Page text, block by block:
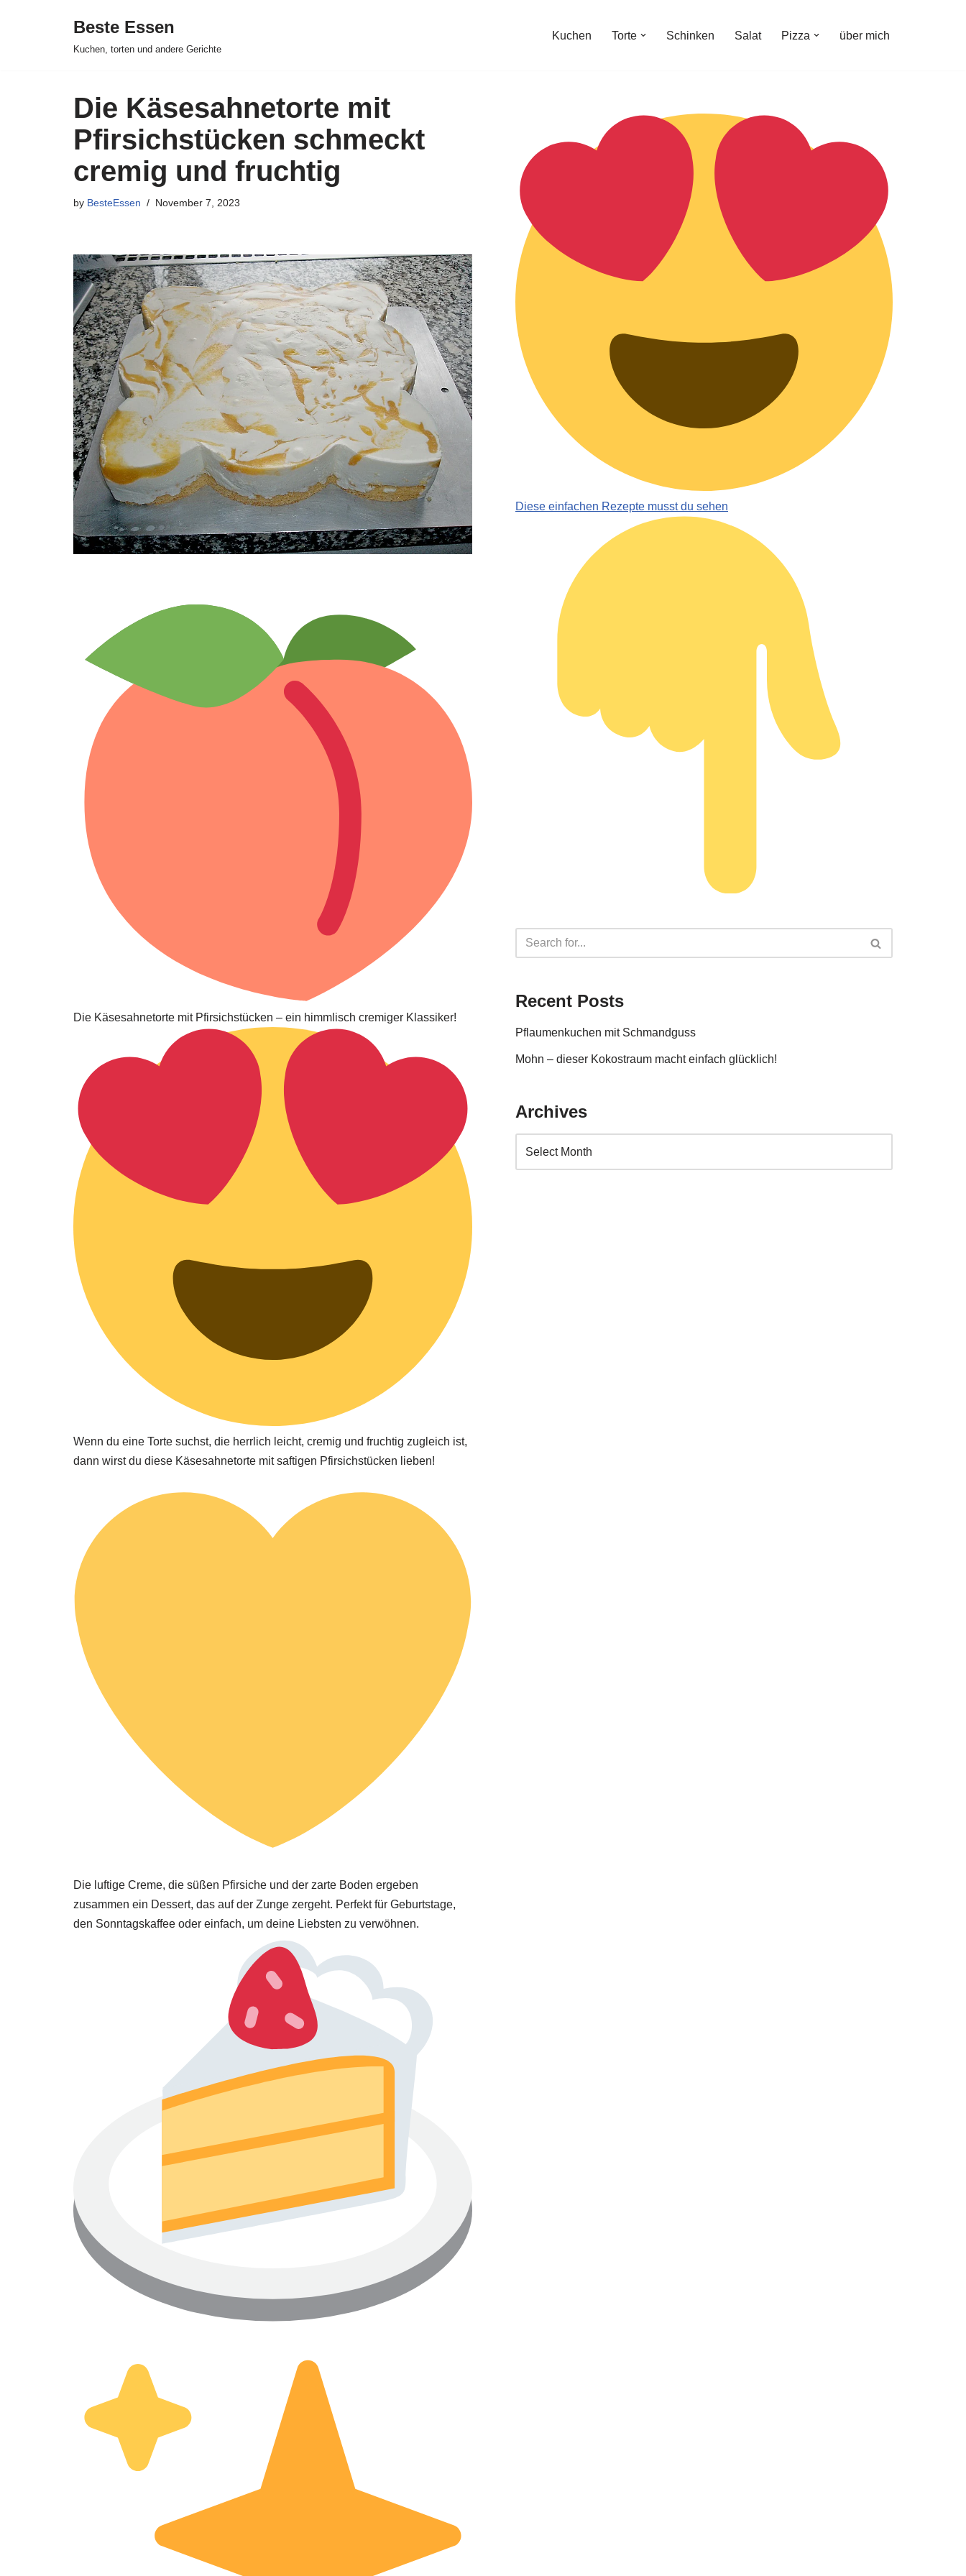
Beste Essen
Kuchen, torten und andere Gerichte
Kuchen Torte Schinken Salat Pizza über mich
Die Käsesahnetorte mit
Pfirsichstücken schmeckt
cremig und fruchtig
by BesteEssen November 7, 2023
Die Käsesahnetorte mit Pfirsichstücken – ein himmlisch cremiger Klassiker!
Wenn du eine Torte suchst, die herrlich leicht, cremig und fruchtig zugleich ist,
dann wirst du diese Käsesahnetorte mit saftigen Pfirsichstücken lieben!
Die luftige Creme, die süßen Pfirsiche und der zarte Boden ergeben
zusammen ein Dessert, das auf der Zunge zergeht. Perfekt für Geburtstage,
den Sonntagskaffee oder einfach, um deine Liebsten zu verwöhnen.
Diese einfachen Rezepte musst du sehen
Recent Posts
Pflaumenkuchen mit Schmandguss
Mohn – dieser Kokostraum macht einfach glücklich!
Archives